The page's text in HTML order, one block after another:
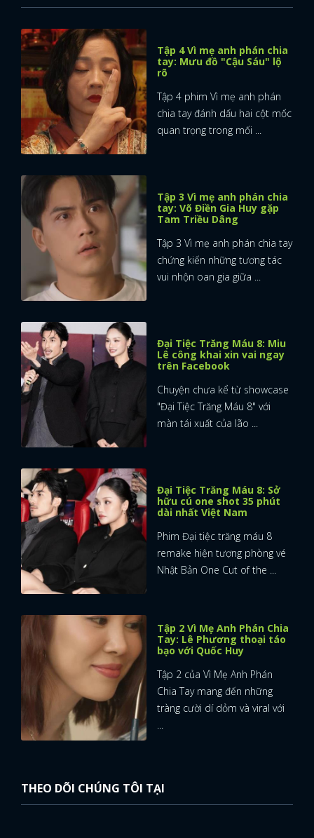
Tập 4 Vì mẹ anh phán chia
tay: Mưu đồ "Cậu Sáu" lộ
rõ
Tập 4 phim Vì mẹ anh phán
chia tay đánh dấu hai cột mốc
quan trọng trong mối ...
Tập 3 Vì mẹ anh phán chia
tay: Võ Điền Gia Huy gặp
Tam Triều Dâng
Tập 3 Vì mẹ anh phán chia tay
chứng kiến những tương tác
vui nhộn oan gia giữa ...
Đại Tiệc Trăng Máu 8: Miu
Lê công khai xin vai ngay
trên Facebook
Chuyện chưa kể từ showcase
"Đại Tiệc Trăng Máu 8" với
màn tái xuất của lão ...
Đại Tiệc Trăng Máu 8: Sở
hữu cú one shot 35 phút
dài nhất Việt Nam
Phim Đại tiệc trăng máu 8
remake hiện tượng phòng vé
Nhật Bản One Cut of the ...
Tập 2 Vì Mẹ Anh Phán Chia
Tay: Lê Phương thoại táo
bạo với Quốc Huy
Tập 2 của Vì Mẹ Anh Phán
Chia Tay mang đến những
tràng cười dí dỏm và viral với
...
THEO DÕI CHÚNG TÔI TẠI